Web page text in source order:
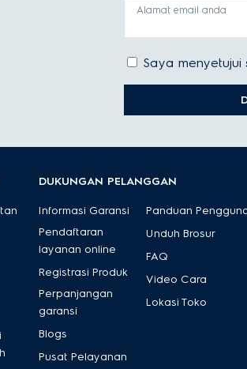
Alamat email anda
Saya menyetujui
DUKUNGAN PELANGGAN
Informasi Garansi
Pendaftaran
layanan online
Registrasi Produk
Perpanjangan
garansi
Blogs
Pusat Pelayanan
Panduan
Unduh Brosur
FAQ
Video Cara
Lokasi Toko